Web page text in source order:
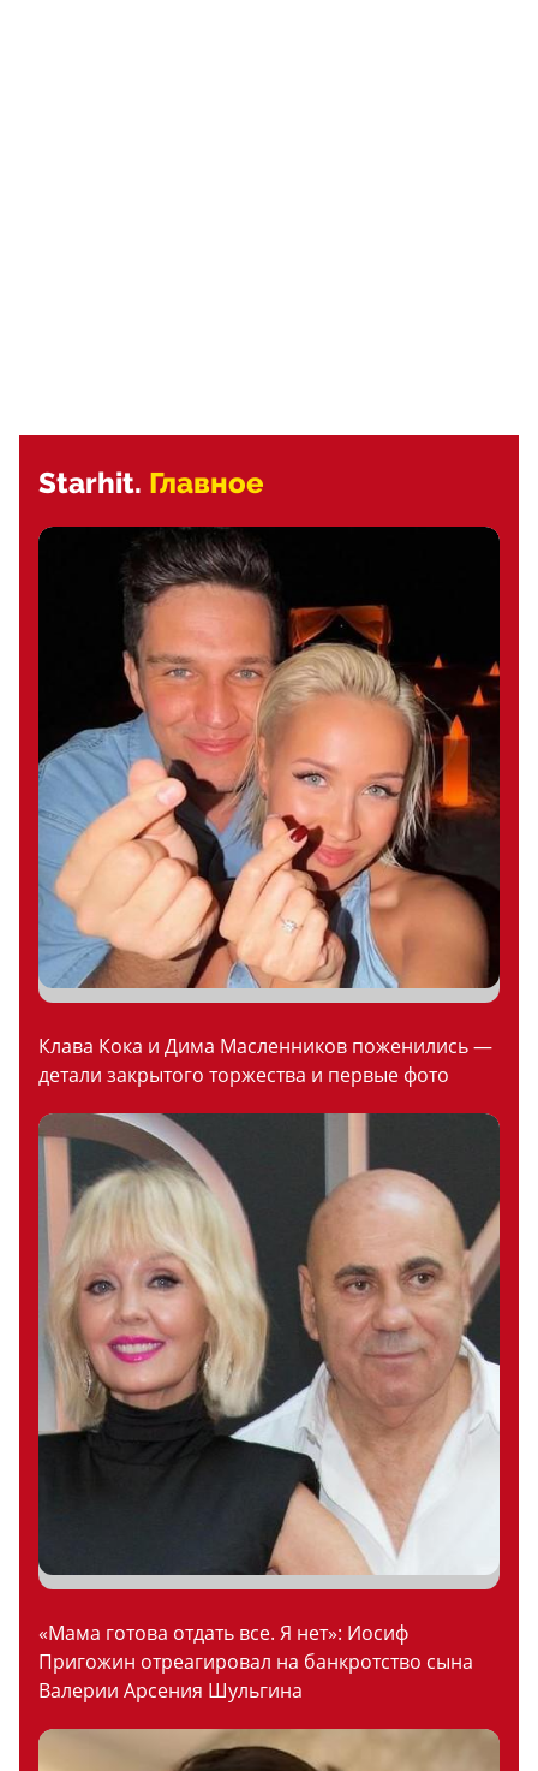
Starhit. Главное
Клава Кока и Дима Масленников поженились —
детали закрытого торжества и первые фото
«Мама готова отдать все. Я нет»: Иосиф
Пригожин отреагировал на банкротство сына
Валерии Арсения Шульгина